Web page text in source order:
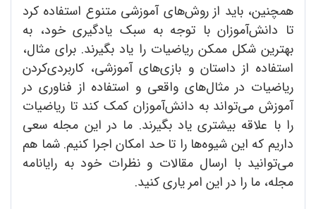
همچنین، باید از روش‌های آموزشی متنوع استفاده کرد
تا دانش‌آموزان با توجه به سبک یادگیری خود، به
بهترین شکل ممکن ریاضیات را یاد بگیرند. برای مثال،
استفاده از داستان و بازی‌های آموزشی، کاربردی‌کردن
ریاضیات در مثال‌های واقعی و استفاده از فناوری در
آموزش می‌تواند به دانش‌آموزان کمک کند تا ریاضیات
را با علاقه بیشتری یاد بگیرند. ما در این مجله سعی
داریم که این شیوه‌ها را تا حد امکان اجرا کنیم. شما هم
می‌توانید با ارسال مقالات و نظرات خود به رایانامه
مجله، ما را در این امر یاری کنید.